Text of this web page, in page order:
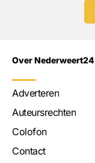
Over Nederweert24
Adverteren
Auteursrechten
Colofon
Contact